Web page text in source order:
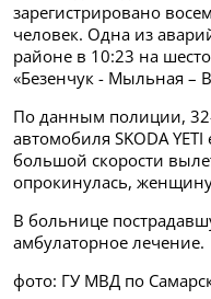
зарегистрировано
человек. Одна из
районе в 10:23 на
«Безенчук - Мыльная –
По данным полиции,
автомобиля SKODA
большой скорости
опрокинулась,
В больнице
амбулаторное лечение.
фото: ГУ МВД по